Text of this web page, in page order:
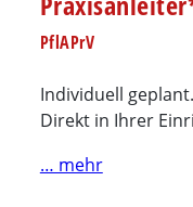
PflAPrV
Individuell
Direkt in Ihrer
… mehr